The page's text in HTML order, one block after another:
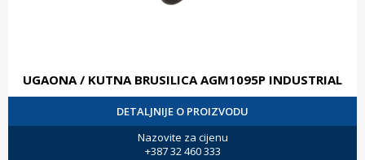
UGAONA / KUTNA BRUSILICA AGM1095P INDUSTRIAL
DETALJNIJE O PROIZVODU
Nazovite za cijenu
+387 32 460 333